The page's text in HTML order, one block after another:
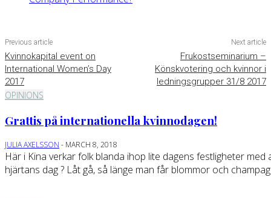
Previous article
Kvinnokapital event on
International Women’s Day
2017
Next article
Frukostseminarium –
Könskvotering och kvinnor i
ledningsgrupper 31/8 2017
OPINIONS
Grattis på internationella kvinnodagen!
JULIA AXELSSON - MARCH 8, 2018
Här i Kina verkar folk blanda ihop lite dagens festligheter med
hjärtans dag ? Låt gå, så länge man får blommor och